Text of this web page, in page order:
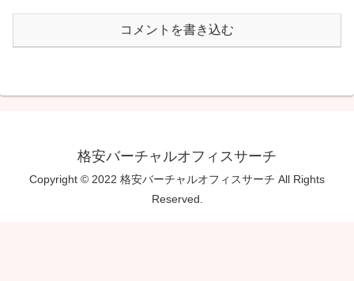
コメントを書き込む
格安バーチャルオフィスサーチ
Copyright © 2022 格安バーチャルオフィスサーチ All Rights
Reserved.